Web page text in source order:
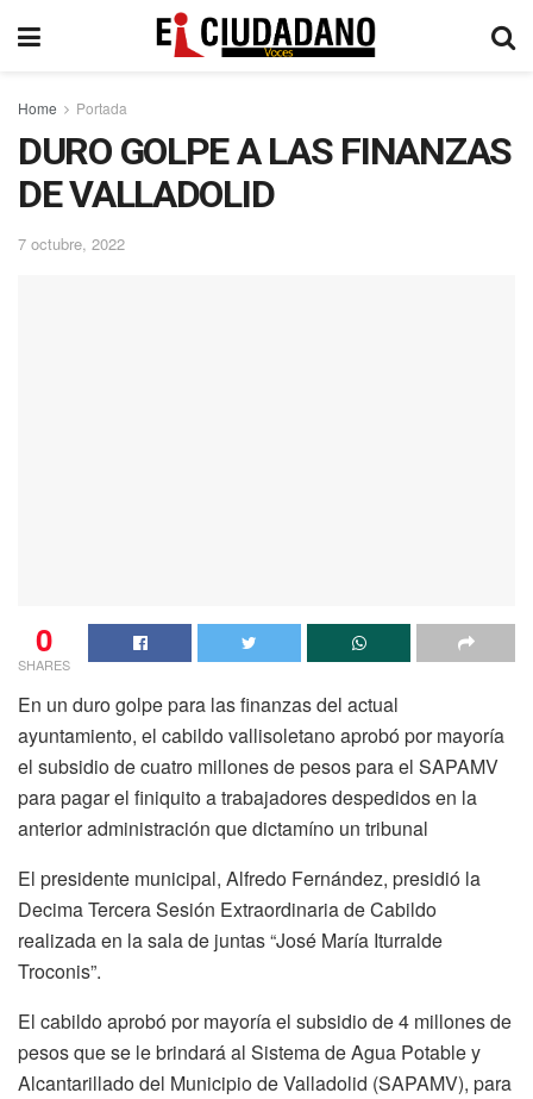
Home Portada
DURO GOLPE A LAS FINANZAS
DE VALLADOLID
7 octubre, 2022
0
SHARES
En un duro golpe para las finanzas del actual
ayuntamiento, el cabildo vallisoletano aprobó por mayoría
el subsidio de cuatro millones de pesos para el SAPAMV
para pagar el finiquito a trabajadores despedidos en la
anterior administración que dictamíno un tribunal
El presidente municipal, Alfredo Fernández, presidió la
Decima Tercera Sesión Extraordinaria de Cabildo
realizada en la sala de juntas “José María Iturralde
Troconis”.
El cabildo aprobó por mayoría el subsidio de 4 millones de
pesos que se le brindará al Sistema de Agua Potable y
Alcantarillado del Municipio de Valladolid (SAPAMV), para